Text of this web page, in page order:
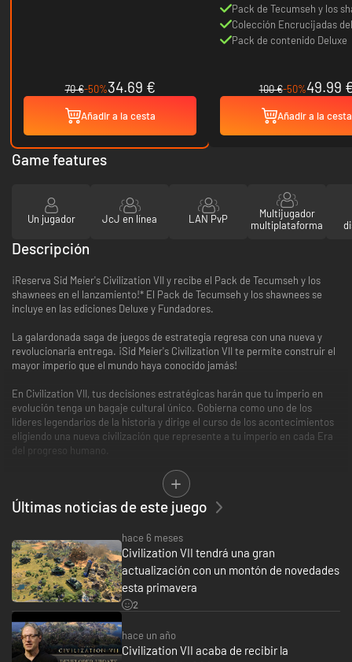
70 €-50%34.69 €
Añadir a la cesta
Pack de Tecumseh y los
Colección Encrucijadas
Pack de contenido Deluxe
100 €-50%49.99
Añadir a la cesta
Game features
Un jugador JcJ en línea LAN PvP
Multijugador
multiplataforma
Descripción
¡Reserva Sid Meier's Civilization VII y recibe el Pack de Tecumseh y los
shawnees en el lanzamiento!* El Pack de Tecumseh y los shawnees se
incluye en las ediciones Deluxe y Fundadores.
La galardonada saga de juegos de estrategia regresa con una nueva y
revolucionaria entrega. ¡Sid Meier's Civilization VII te permite construir el
mayor imperio que el mundo haya conocido jamás!
En Civilization VII, tus decisiones estratégicas harán que tu imperio en
evolución tenga un bagaje cultural único. Gobierna como uno de los
líderes legendarios de la historia y dirige el curso de los acontecimientos
eligiendo una nueva civilización que represente a tu imperio en cada Era
del progreso humano.
Construye ciudades y maravillas arquitectónicas para ampliar tu
territorio, mejora tu civilización con nuevos avances tecnológicos y
conquista o coopera con civilizaciones rivales a medida que exploras los
el juego en solitario o compite con otros jugadores en el modo
multijugador en línea.**
Tanto si eliges ser fiel a la historia como si trazas tu propio camino, en
Civilization VII puedes construir algo en lo que creas y dejar un legado que
se perpetúe.
CONSTRUYE UN IMPERIO QUE PERDURE EN EL TIEMPO
Últimas noticias de este juego
hace 6 meses
Civilization VII tendrá una gran
actualización con un montón de novedades
esta primavera
2
hace un año
Civilization VII acaba de recibir la